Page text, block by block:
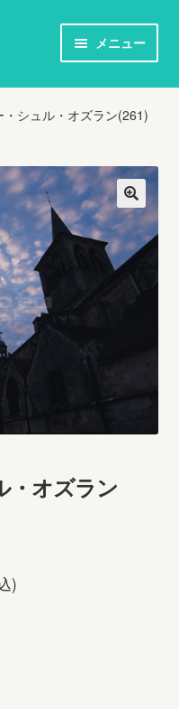
メニュー
・シュル・オズラン(261)
・オズラン
)